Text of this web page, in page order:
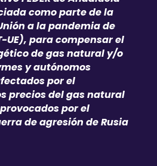
como parte de la
a la pandemia de
UE), para compensar el
de gas natural y/o
y autónomos
por el
precios del gas natural
por el
de agresión de Rusia